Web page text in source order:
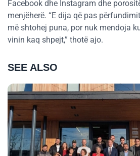
Facebook dhe Instagram dhe
menjëherë. “E dija që pas
më shtohej puna, por nuk mendoja
vinin kaq shpejt,” thotë ajo.
SEE ALSO